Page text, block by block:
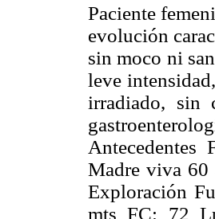
Paciente
evolución
sin moco ni
leve
irradiado, sin
Madre viva 60
Exploración
mts FC: 72